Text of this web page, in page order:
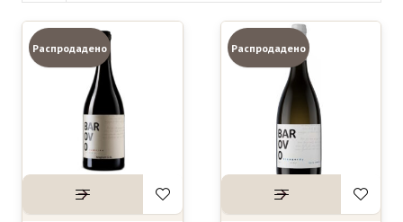
Распродадено Распродадено